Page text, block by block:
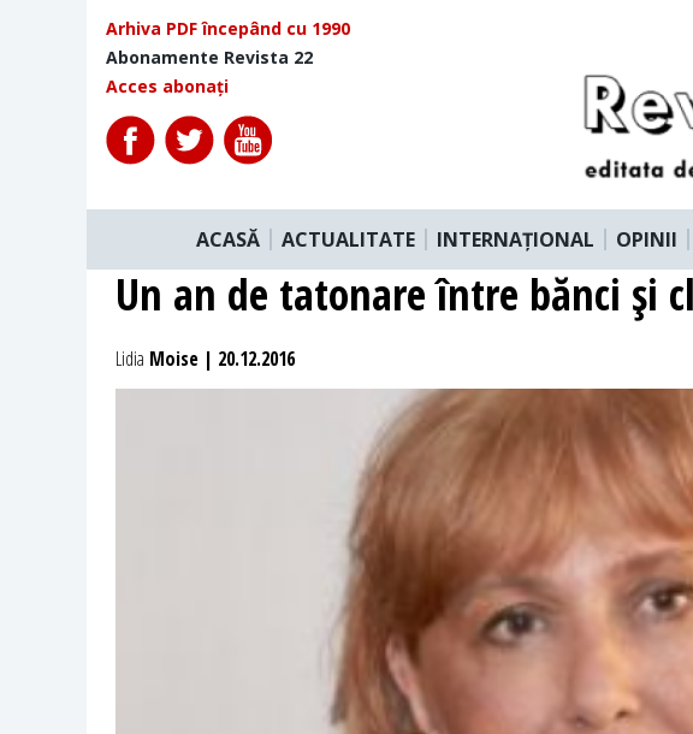
Arhiva PDF începând cu 1990
Abonamente Revista 22
Acces abonați
ACASĂ ACTUALITATE INTERNAȚIONAL OPINII
Un an de tatonare între bănci şi
Lidia Moise | 20.12.2016